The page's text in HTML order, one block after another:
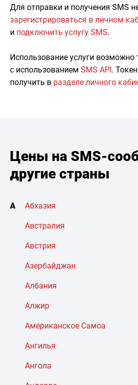
Для отправки и получения SMS
зарегистрироваться в личном
и подключить услугу SMS.
Использование услуги возможно
с использованием SMS API.
получить в разделе личного
Цены на SMS-
другие страны
А Абхазия
Австралия
Австрия
Азербайджан
Албания
Алжир
Американское Самоа
Ангилья
Ангола